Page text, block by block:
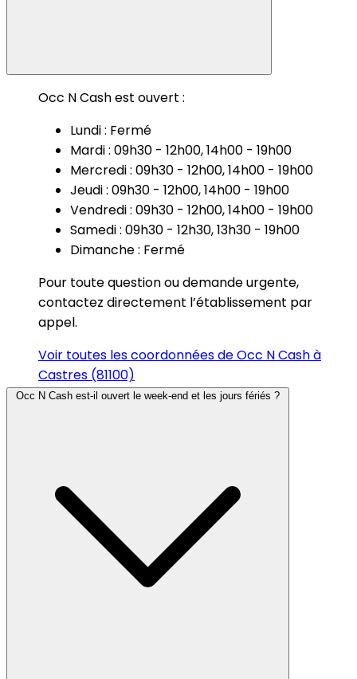
Occ N Cash est ouvert :
Lundi : Fermé
Mardi : 09h30 - 12h00, 14h00 - 19h00
Mercredi : 09h30 - 12h00, 14h00 - 19h00
Jeudi : 09h30 - 12h00, 14h00 - 19h00
Vendredi : 09h30 - 12h00, 14h00 - 19h00
Samedi : 09h30 - 12h30, 13h30 - 19h00
Dimanche : Fermé
Pour toute question ou demande urgente,
contactez directement l’établissement par
appel.
Voir toutes les coordonnées de Occ N Cash à
Castres (81100)
Occ N Cash est-il ouvert le week-end et les jours fériés ?